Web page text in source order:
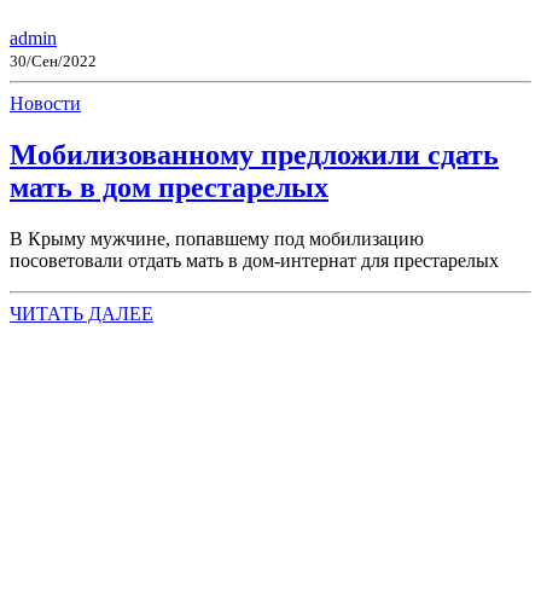
admin
30/Сен/2022
Новости
Мобилизованному предложили сдать
мать в дом престарелых
В Крыму мужчине, попавшему под мобилизацию
посоветовали отдать мать в дом-интернат для престарелых
ЧИТАТЬ ДАЛЕЕ